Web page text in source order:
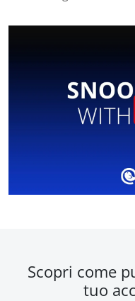
Scopri come
tuo